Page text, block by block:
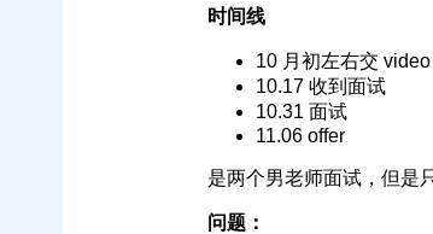
时间线
10 月初左右交
10.17 收到面试
10.31 面试
11.06 offer
是两个男老师面试，但是
问题：